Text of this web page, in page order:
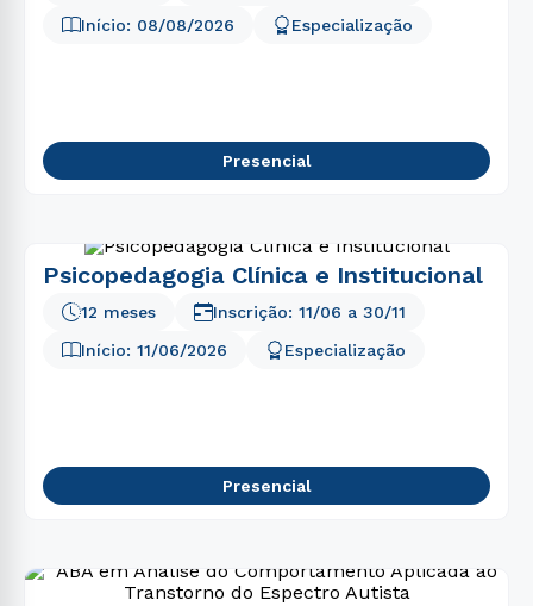
Início: 08/08/2026
Especialização
Presencial
Psicopedagogia Clínica e Institucional
Início: 11/06/2026 Especialização
12 meses Inscrição: 11/06 a 30/11
Presencial
º
marketing
8º
nutrição